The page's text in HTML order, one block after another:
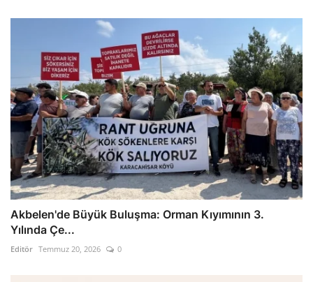
Akbelen'de Büyük Buluşma: Orman Kıyımının 3.
Yılında Çe...
Editör Temmuz 20, 2026 0